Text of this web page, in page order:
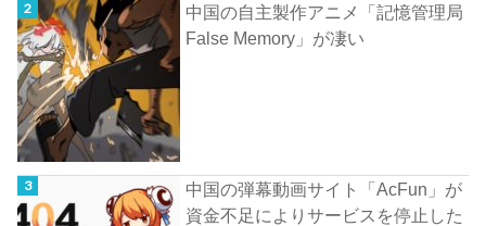
中国の自主製作アニメ「記憶管理局
False Memory」が凄い
中国の弾幕動画サイト「AcFun」が
資金不足によりサービスを停止した